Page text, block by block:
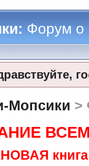
Форум о
Мопсики >
НОВАЯ